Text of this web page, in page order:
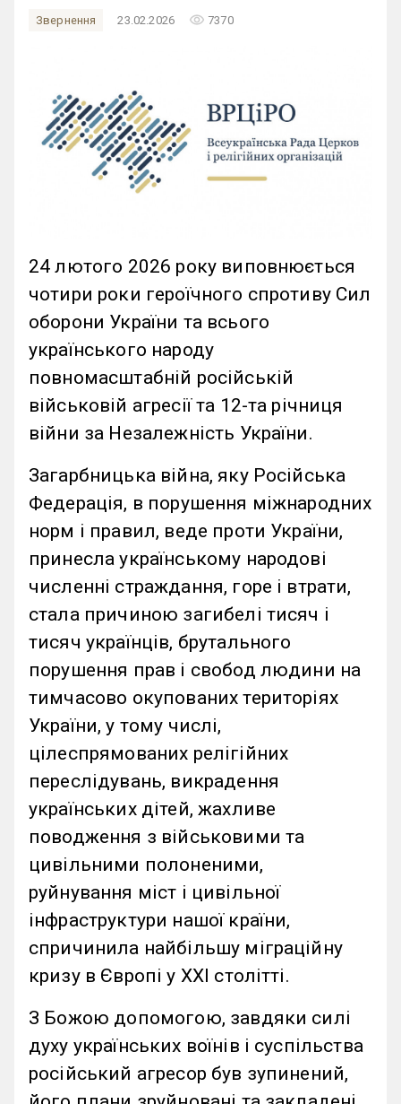
Звернення 23.02.2026 remove_red_eye 7370
24 лютого 2026 року виповнюється
чотири роки героїчного спротиву Сил
оборони України та всього
українського народу
повномасштабній російській
військовій агресії та 12-та річниця
війни за Незалежність України.
Загарбницька війна, яку Російська
Федерація, в порушення міжнародних
норм і правил, веде проти України,
принесла українському народові
численні страждання, горе і втрати,
стала причиною загибелі тисяч і
тисяч українців, брутального
порушення прав і свобод людини на
тимчасово окупованих територіях
України, у тому числі,
цілеспрямованих релігійних
переслідувань, викрадення
українських дітей, жахливе
поводження з військовими та
цивільними полоненими,
руйнування міст і цивільної
інфраструктури нашої країни,
спричинила найбільшу міграційну
кризу в Європі у ХХІ столітті.
З Божою допомогою, завдяки силі
духу українських воїнів і суспільства
російський агресор був зупинений,